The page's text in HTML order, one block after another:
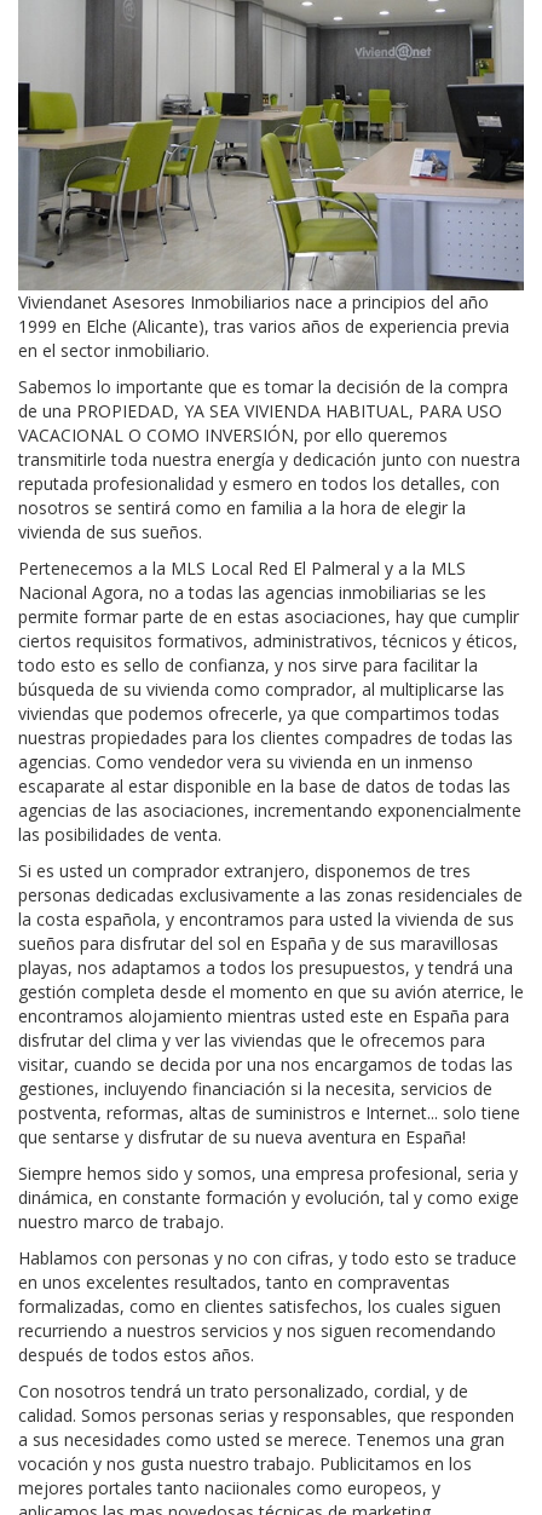
Viviendanet Asesores Inmobiliarios nace a principios del año
1999 en Elche (Alicante), tras varios años de experiencia previa
en el sector inmobiliario.
Sabemos lo importante que es tomar la decisión de la compra
de una PROPIEDAD, YA SEA VIVIENDA HABITUAL, PARA USO
VACACIONAL O COMO INVERSIÓN, por ello queremos
transmitirle toda nuestra energía y dedicación junto con nuestra
reputada profesionalidad y esmero en todos los detalles, con
nosotros se sentirá como en familia a la hora de elegir la
vivienda de sus sueños.
Pertenecemos a la MLS Local Red El Palmeral y a la MLS
Nacional Agora, no a todas las agencias inmobiliarias se les
permite formar parte de en estas asociaciones, hay que cumplir
ciertos requisitos formativos, administrativos, técnicos y éticos,
todo esto es sello de confianza, y nos sirve para facilitar la
búsqueda de su vivienda como comprador, al multiplicarse las
viviendas que podemos ofrecerle, ya que compartimos todas
nuestras propiedades para los clientes compadres de todas las
agencias. Como vendedor vera su vivienda en un inmenso
escaparate al estar disponible en la base de datos de todas las
agencias de las asociaciones, incrementando exponencialmente
las posibilidades de venta.
Si es usted un comprador extranjero, disponemos de tres
personas dedicadas exclusivamente a las zonas residenciales de
la costa española, y encontramos para usted la vivienda de sus
sueños para disfrutar del sol en España y de sus maravillosas
playas, nos adaptamos a todos los presupuestos, y tendrá una
gestión completa desde el momento en que su avión aterrice, le
encontramos alojamiento mientras usted este en España para
disfrutar del clima y ver las viviendas que le ofrecemos para
visitar, cuando se decida por una nos encargamos de todas las
gestiones, incluyendo financiación si la necesita, servicios de
postventa, reformas, altas de suministros e Internet... solo tiene
que sentarse y disfrutar de su nueva aventura en España!
Siempre hemos sido y somos, una empresa profesional, seria y
dinámica, en constante formación y evolución, tal y como exige
nuestro marco de trabajo.
Hablamos con personas y no con cifras, y todo esto se traduce
en unos excelentes resultados, tanto en compraventas
formalizadas, como en clientes satisfechos, los cuales siguen
recurriendo a nuestros servicios y nos siguen recomendando
después de todos estos años.
Con nosotros tendrá un trato personalizado, cordial, y de
calidad. Somos personas serias y responsables, que responden
a sus necesidades como usted se merece. Tenemos una gran
vocación y nos gusta nuestro trabajo. Publicitamos en los
mejores portales tanto naciionales como europeos, y